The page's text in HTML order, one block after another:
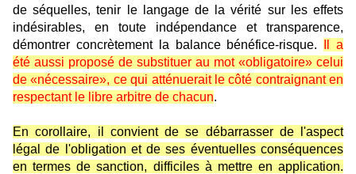
de séquelles, tenir le langage de la vérité sur les effets
indésirables, en toute indépendance et transparence,
démontrer concrètement la balance bénéfice-risque.
Il a
été aussi proposé de substituer au mot «obligatoire» celui
de «nécessaire», ce qui atténuerait le côté contraignant en
respectant le libre arbitre de chacun.
En corollaire, il convient de se débarrasser de l'aspect
légal de l'obligation et de ses éventuelles conséquences
en termes de sanction, difficiles à mettre en application.